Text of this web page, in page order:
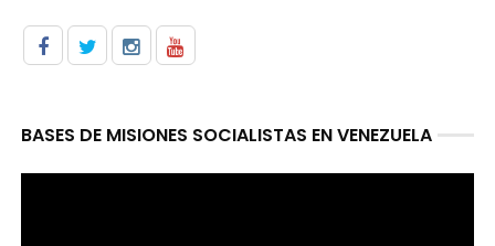
BASES DE MISIONES SOCIALISTAS EN VENEZUELA